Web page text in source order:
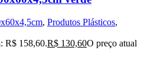
, Produtos Plásticos,
R$ 158,60.R$ 130,60O preço atual